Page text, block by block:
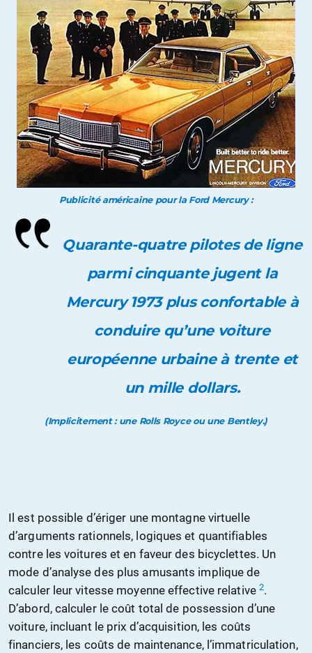
Publicité américaine pour la Ford Mercury :
Quarante-quatre pilotes de ligne
parmi cinquante jugent la
Mercury 1973 plus confortable à
conduire qu’une voiture
européenne urbaine à trente et
un mille dollars.
(Implicitement : une Rolls Royce ou une Bentley.)
Il est possible d’ériger une montagne virtuelle
d’arguments rationnels, logiques et quantifiables
contre les voitures et en faveur des bicyclettes. Un
mode d’analyse des plus amusants implique de
calculer leur vitesse moyenne effective relative 2.
D’abord, calculer le coût total de possession d’une
voiture, incluant le prix d’acquisition, les coûts
financiers, les coûts de maintenance, l’immatriculation,